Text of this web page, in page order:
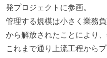
発プロジェクトに参画。
管理する規模は小さく業務
から解放されたことにより
これまで通り上流工程から